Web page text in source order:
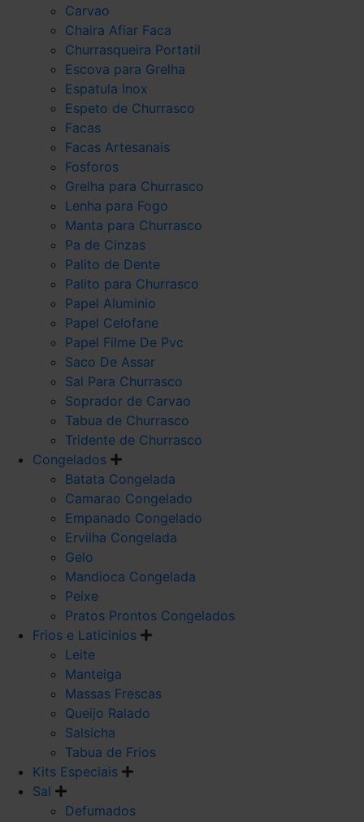
Carvao
Chaira Afiar Faca
Churrasqueira Portatil
Escova para Grelha
Espatula Inox
Espeto de Churrasco
Facas
Facas Artesanais
Fosforos
Grelha para Churrasco
Lenha para Fogo
Manta para Churrasco
Pa de Cinzas
Palito de Dente
Palito para Churrasco
Papel Aluminio
Papel Celofane
Papel Filme De Pvc
Saco De Assar
Sal Para Churrasco
Soprador de Carvao
Tabua de Churrasco
Tridente de Churrasco
Congelados
Batata Congelada
Camarao Congelado
Empanado Congelado
Ervilha Congelada
Gelo
Mandioca Congelada
Peixe
Pratos Prontos Congelados
Frios e Laticinios
Leite
Manteiga
Massas Frescas
Queijo Ralado
Salsicha
Tabua de Frios
Kits Especiais
Sal
Defumados